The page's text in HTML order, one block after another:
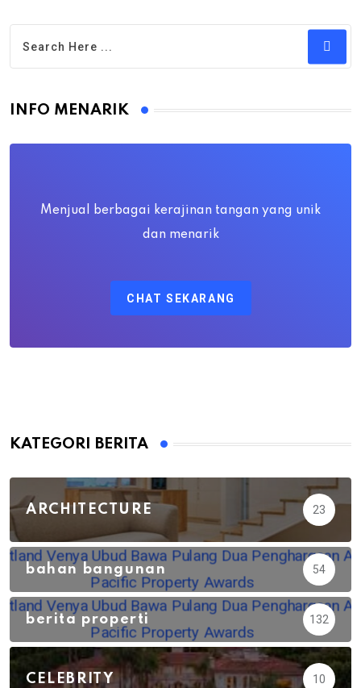
INFO MENARIK
Menjual berbagai kerajinan tangan yang unik
dan menarik
CHAT SEKARANG
KATEGORI BERITA
ARCHITECTURE 23
bahan bangunan 54
berita properti 132
CELEBRITY 10